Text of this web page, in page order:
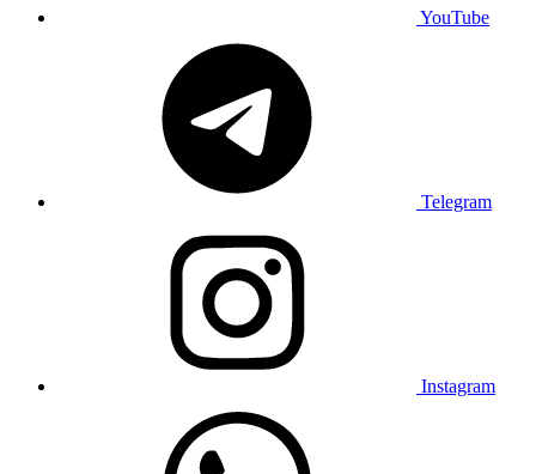
YouTube
Telegram
Instagram